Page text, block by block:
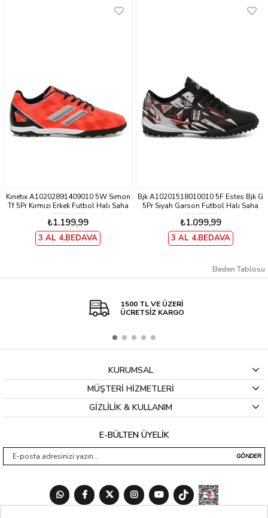
Kınetıx A10202891409010 5W Sımon
Tf 5Pr Kırmızı Erkek Futbol Halı Saha
Ayakkabısı
₺1.199,99
3 AL 4.BEDAVA
Bjk A10201518010010 5F Estes Bjk G
5Pr Sıyah Garson Futbol Halı Saha
Ayakkabısı
₺1.099,99
3 AL 4.BEDAVA
Beden Tablosu
1500 TL VE ÜZERİ
ÜCRETSİZ KARGO
KURUMSAL
MÜŞTERİ HİZMETLERİ
GİZLİLİK & KULLANIM
E-BÜLTEN ÜYELİK
GÖNDER